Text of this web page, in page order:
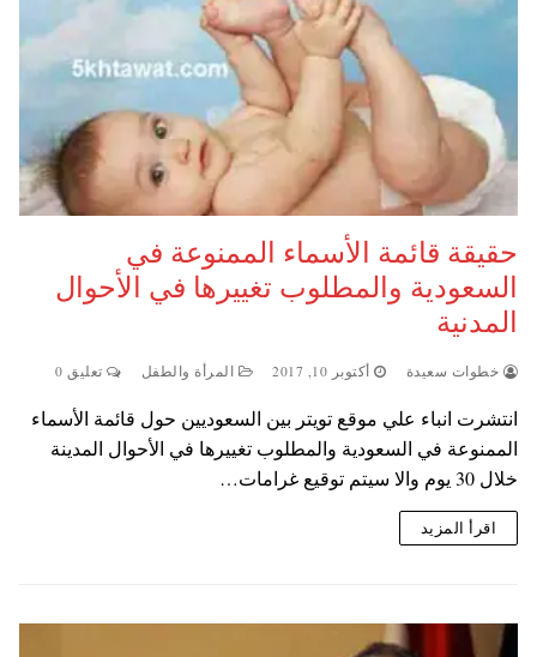
حقيقة قائمة الأسماء الممنوعة في
السعودية والمطلوب تغييرها في الأحوال
المدنية
خطوات سعيدة أكتوبر 10, 2017 المرأة والطفل تعليق 0
انتشرت انباء علي موقع تويتر بين السعوديين حول قائمة الأسماء
الممنوعة في السعودية والمطلوب تغييرها في الأحوال المدينة
خلال 30 يوم والا سيتم توقيع غرامات…
اقرأ المزيد